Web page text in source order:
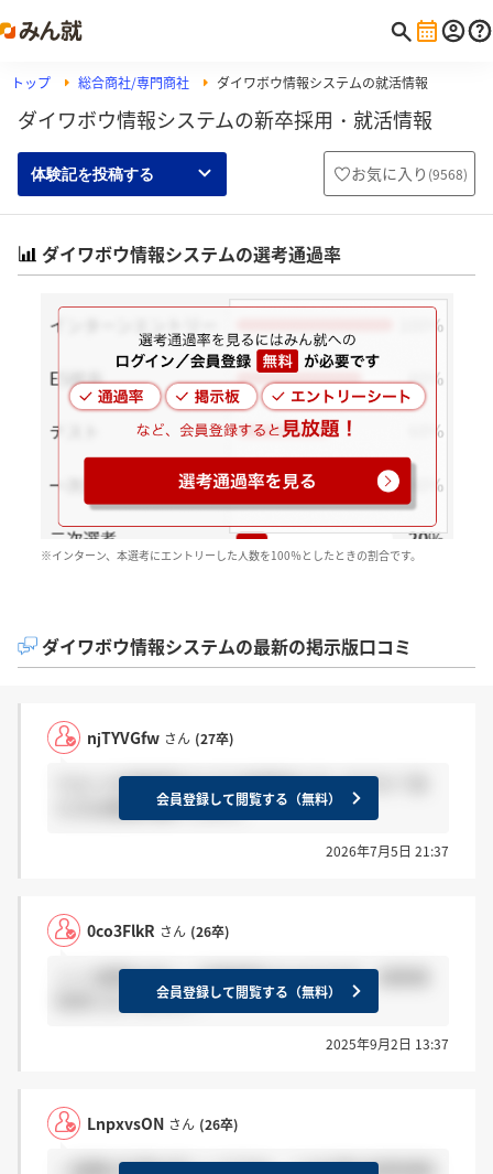
トップ 総合商社/専門商社 ダイワボウ情報システムの就活情報
ダイワボウ情報システムの新卒採用・就活情報
体験記を投稿する お気に入り (9568)
ダイワボウ情報システムの選考通過率
※インターン、本選考にエントリーした人数を100％としたときの割合です。
ダイワボウ情報システムの最新の掲示版口コミ
njTYVGfw さん (27卒)
7/1に２次面接受けた方で結果来た方いますか？来
た方は感謝お願いします。
会員登録して閲覧する（無料）
2026年7月5日 21:37
0co3FlkR さん (26卒)
ここ2週間以内に一次面接受けたのですが、結果通
知来た方いますか？会員登録して閲覧する（無料）
2025年9月2日 13:37
LnpxvsON さん (26卒)